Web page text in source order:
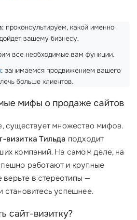
проконсультируем, какой именно
вашему бизнесу.
все необходимые вам функции.
: занимаемся продвижением вашего
больше клиентов.
мифы о продаже сайтов
существует множество мифов.
визитка Тильда подходит
компаний. На самом деле, на
работают и крупные
верьте в стереотипы —
становитесь успешнее.
сайт-визитку?